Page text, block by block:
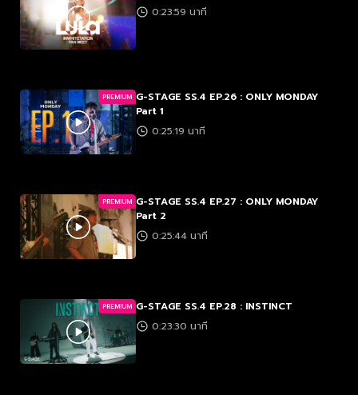
0:23:59 นาที
PREMIUM G-STAGE SS.4 EP.26 : ONLY MONDAY
Part 1
0:25:19 นาที
PREMIUM G-STAGE SS.4 EP.27 : ONLY MONDAY
Part 2
0:25:44 นาที
PREMIUM G-STAGE SS.4 EP.28 : INSTINCT
0:23:30 นาที